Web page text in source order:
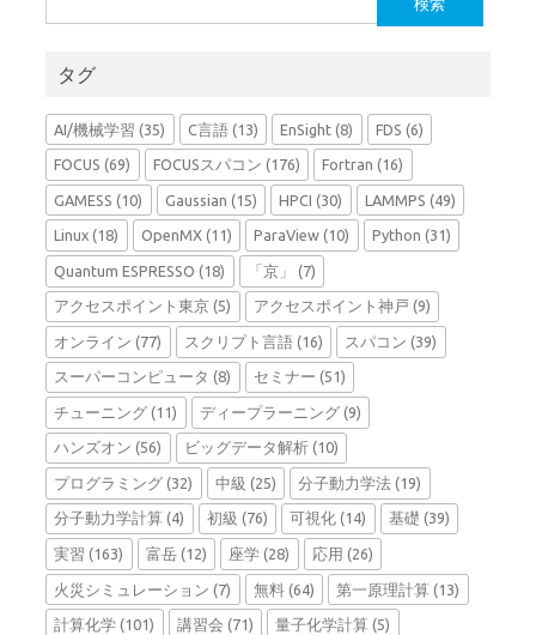
索:
タグ
AI/機械学習 (35) C言語(13) EnSight (8) FDS (6)
FOCUS (69) FOCUSスパコン (176) Fortran (16)
GAMESS (10) Gaussian (15) HPCI (30) LAMMPS (49)
Linux (18) OpenMX(11) ParaView (10) Python (31)
Quantum ESPRESSO (18) 「京」 (7)
アクセスポイント東京 (5) アクセスポイント神戸 (9)
オンライン (77) スクリプト言語(16) スパコン (39)
スーパーコンピュータ (8) セミナー (51)
チューニング (11) ディープラーニング(9)
ハンズオン (56) ビッグデータ解析(10)
プログラミング (32) 中級 (25) 分子動力学法 (19)
分子動力学計算 (4) 初級 (76) 可視化 (14) 基礎 (39)
実習 (163) 富岳(12) 座学 (28) 応用 (26)
火災シミュレーション (7) 無料(64) 第一原理計算 (13)
計算化学 (101) 講習会 (71) 量子化学計算 (5)